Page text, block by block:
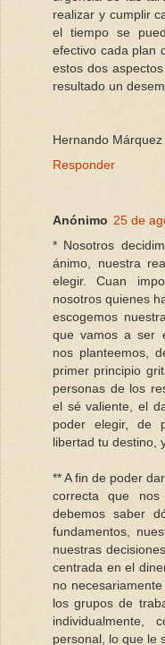
realizar y cumplir
el tiempo se
efectivo cada plan
estos dos
resultado un
Hernando
Responder
Anónimo 25 de
* Nosotros
ánimo, nuestra
elegir. Cuan
nosotros quienes
escogemos
que vamos a ser
nos planteemos,
primer principio
personas de los
el sé valiente, el
poder elegir, de
libertad tu destino,
** A fin de poder
correcta que nos
debemos saber
fundamentos,
nuestras
centrada en el
no
los grupos de
personal, lo que le